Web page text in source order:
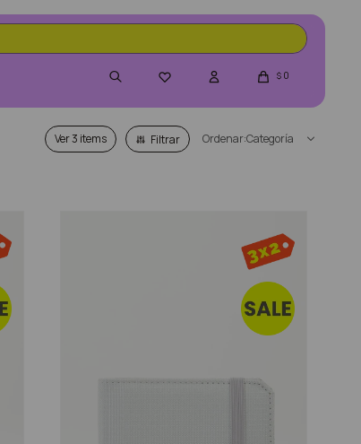
 $ 0
Ver Categoría